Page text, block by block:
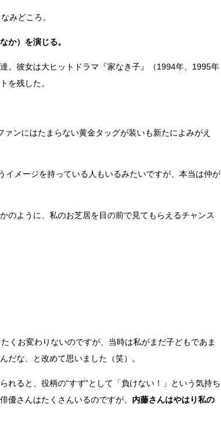
みどころ。
か）を演じる。
。彼女は大ヒットドラマ『家なき子』（1994年、1995年
を残した。
ンにはたまらない黄金タッグが装いも新たによみがえ
メージを持っている人もいるみたいですが、本当は仲が
のように、私のお芝居を目の前で見てもらえるチャンス
くお変わりないのですが、当時は私がまだ子どもであま
だな、と改めて思いました（笑）。
れると、役柄の“すず”として「負けない！」という気持ち
優さんはたくさんいるのですが、 内藤さんはやはり私の